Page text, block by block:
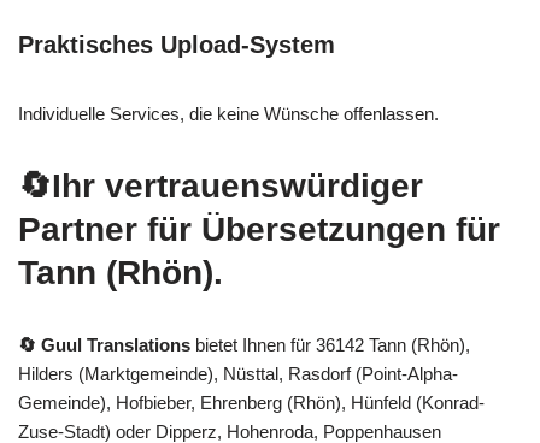
Praktisches Upload-System
Individuelle Services, die keine Wünsche offenlassen.
🔄Ihr vertrauenswürdiger
Partner für Übersetzungen für
Tann (Rhön).
🔄 Guul Translations bietet Ihnen für 36142 Tann (Rhön),
Hilders (Marktgemeinde), Nüsttal, Rasdorf (Point-Alpha-
Gemeinde), Hofbieber, Ehrenberg (Rhön), Hünfeld (Konrad-
Zuse-Stadt) oder Dipperz, Hohenroda, Poppenhausen